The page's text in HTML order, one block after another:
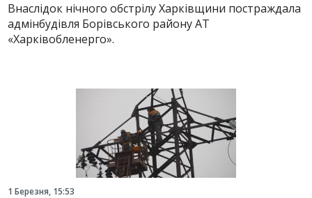
Внаслідок нічного обстрілу Харківщини постраждала
адмінбудівля Борівського району АТ
«Харківобленерго».
1 Березня, 15:53